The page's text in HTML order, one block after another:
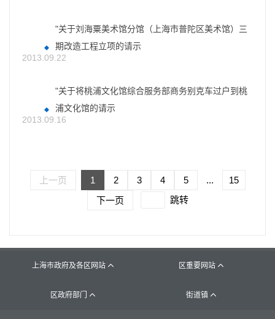
"关于刘海粟美术馆分馆（上海市普陀区美术馆）三
期改造工程立项的请示
2013.09.22
"关于将桃浦文化馆综合服务部商务别克车过户到桃
浦文化馆的请示
2013.09.16
上一页 1 2 3 4 5 ...
15
下一页
跳转
上海市政府及各区网站  区重要网站 
区政府部门  街道镇 